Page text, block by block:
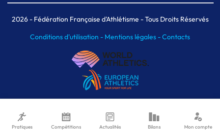
Meeting de Paris indoor
MAIF Ekiden de Paris
2026- Fédération Française d'Athlétisme - Tous Droits Réservés
Conditions d'utilisation - Mentions légales -Contacts
Pratiques Compétitions Actualités Bilans Mon compte